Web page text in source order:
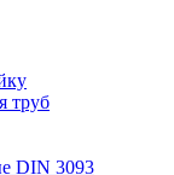
труб
DIN 3093